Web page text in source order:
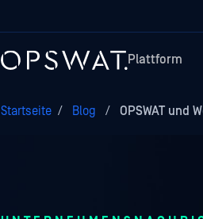
Plattform
Startseite / Blog / OPSWAT und